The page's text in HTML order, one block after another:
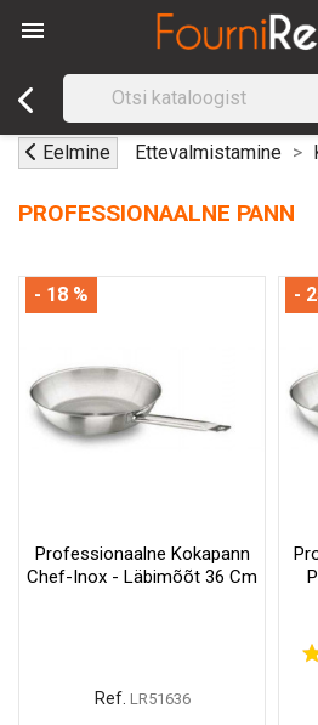

Eelmine Ettevalmistamine
PROFESSIONAALNE PANN
Professionaalne Kokapann
Chef-Inox - Läbimõõt 36 Cm
Ref. LR51636
- 18 % -